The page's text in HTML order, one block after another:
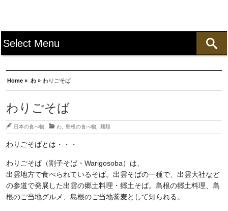
Home » わ » わりごそば
わりごそば
日本の食べ物 わ 島根の食べ物 麺類
わりごそばとは・・・
わりごそば（割子そば・Warigosoba）は、
出雲地方で食べられているそば。出雲そばの一種で、出雲大社など
の参道で発展した出雲の郷土料理・郷土そば。島根の郷土料理、島
根のご当地グルメ、島根のご当地蕎麦として知られる。